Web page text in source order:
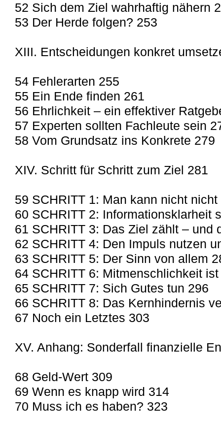
52 Sich dem Ziel wahrhaftig nähern
53 Der Herde folgen? 253
XIII. Entscheidungen konkret
54 Fehlerarten 255
55 Ein Ende finden 261
56 Ehrlichkeit – ein effektiver
57 Experten sollten Fachleute sein
58 Vom Grundsatz ins Konkrete 279
XIV. Schritt für Schritt zum Ziel 281
59 SCHRITT 1: Man kann nicht
60 SCHRITT 2: Informationsklarheit
61 SCHRITT 3: Das Ziel zählt – und
62 SCHRITT 4: Den Impuls nutzen
63 SCHRITT 5: Der Sinn von allem
64 SCHRITT 6: Mitmenschlichkeit
65 SCHRITT 7: Sich Gutes tun 296
66 SCHRITT 8: Das Kernhindernis
67 Noch ein Letztes 303
XV. Anhang: Sonderfall finanzielle
68 Geld-Wert 309
69 Wenn es knapp wird 314
70 Muss ich es haben? 323